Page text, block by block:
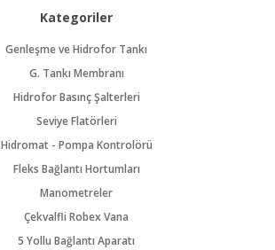
Kategoriler
Genleşme ve Hidrofor Tankı
G. Tankı Membranı
Hidrofor Basınç Şalterleri
Seviye Flatörleri
Hidromat - Pompa Kontrolörü
Fleks Bağlantı Hortumları
Manometreler
Çekvalfli Robex Vana
5 Yollu Bağlantı Aparatı